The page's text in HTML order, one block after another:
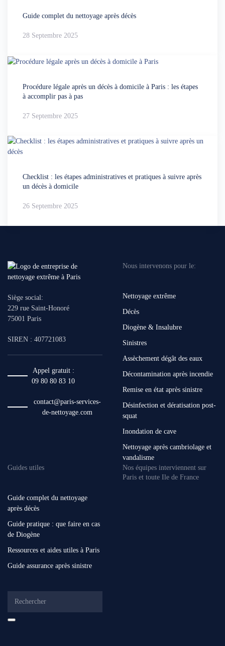
Guide complet du nettoyage après décès
28 Septembre 2025
Procédure légale après un décès à domicile à Paris : les étapes
à accomplir pas à pas
27 Septembre 2025
Checklist : les étapes administratives et pratiques à suivre après
un décès à domicile
26 Septembre 2025
Siège social:
229 rue Saint-Honoré
75001 Paris
SIREN : 407721083
Appel gratuit :
09 80 80 83 10
contact@paris-services-
de-nettoyage.com
Nous intervenons pour le:
Nettoyage extrême
Décès
Diogène & Insalubre
Sinistres
Assèchement dégât des eaux
Décontamination après incendie
Remise en état après sinistre
Désinfection et dératisation post-
squat
Inondation de cave
Nettoyage après cambriolage et
vandalisme
Guides utiles
Guide complet du nettoyage
après décès
Guide pratique : que faire en cas
de Diogène
Ressources et aides utiles à Paris
Guide assurance après sinistre
Nos équipes interviennent sur
Paris et toute Ile de France